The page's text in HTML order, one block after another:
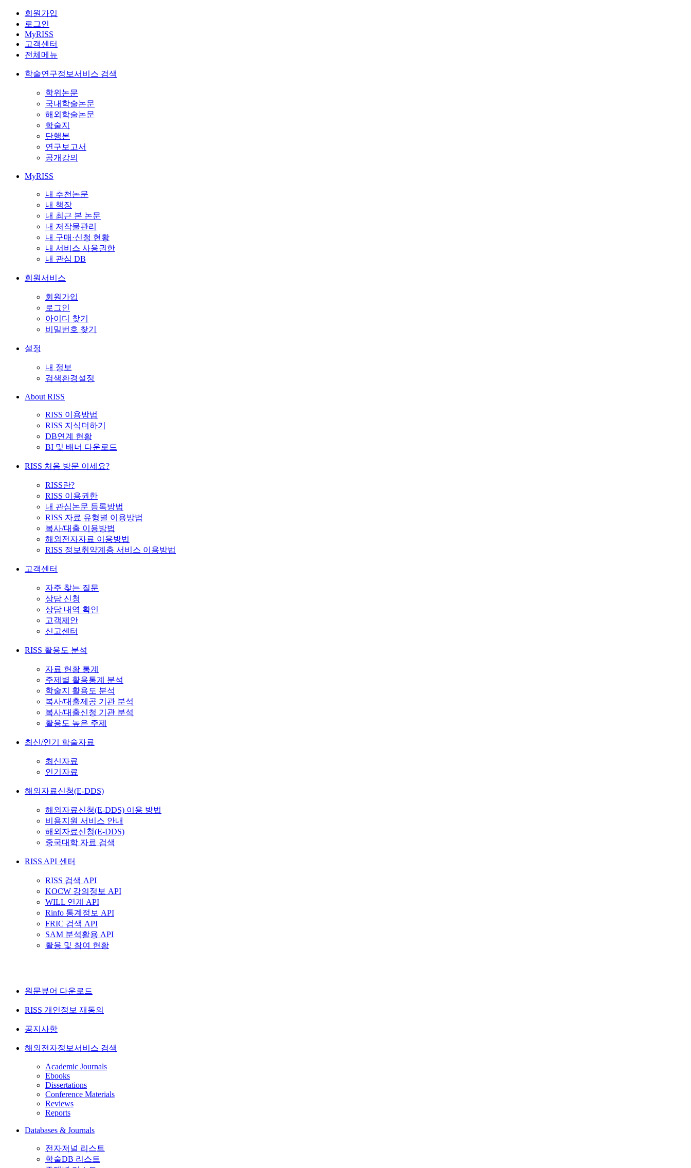
회원가입
로그인
MyRISS
고객센터
전체메뉴
학술연구정보서비스 검색
학위논문
국내학술논문
해외학술논문
학술지
단행본
연구보고서
공개강의
MyRISS
내 추천논문
내 책장
내 최근 본 논문
내 저작물관리
내 구매·신청 현황
내 서비스 사용권한
내 관심 DB
회원서비스
회원가입
로그인
아이디 찾기
비밀번호 찾기
설정
내 정보
검색환경설정
About RISS
RISS 이용방법
RISS 지식더하기
DB연계 현황
BI 및 배너 다운로드
RISS 처음 방문 이세요?
RISS란?
RISS 이용권한
내 관심논문 등록방법
RISS 자료 유형별 이용방법
복사/대출 이용방법
해외전자자료 이용방법
RISS 정보취약계층 서비스 이용방법
고객센터
자주 찾는 질문
상담 신청
상담 내역 확인
고객제안
신고센터
RISS 활용도 분석
자료 현황 통계
주제별 활용통계 분석
학술지 활용도 분석
복사/대출제공 기관 분석
복사/대출신청 기관 분석
활용도 높은 주제
최신/인기 학술자료
최신자료
인기자료
해외자료신청(E-DDS)
해외자료신청(E-DDS) 이용 방법
비용지원 서비스 안내
해외자료신청(E-DDS)
중국대학 자료 검색
RISS API 센터
RISS 검색 API
KOCW 강의정보 API
WILL 연계 API
Rinfo 통계정보 API
FRIC 검색 API
SAM 분석활용 API
활용 및 참여 현황
원문뷰어 다운로드
RISS 개인정보 재동의
공지사항
해외전자정보서비스 검색
Academic Journals
Ebooks
Dissertations
Conference Materials
Reviews
Reports
Databases & Journals
전자저널 리스트
학술DB 리스트